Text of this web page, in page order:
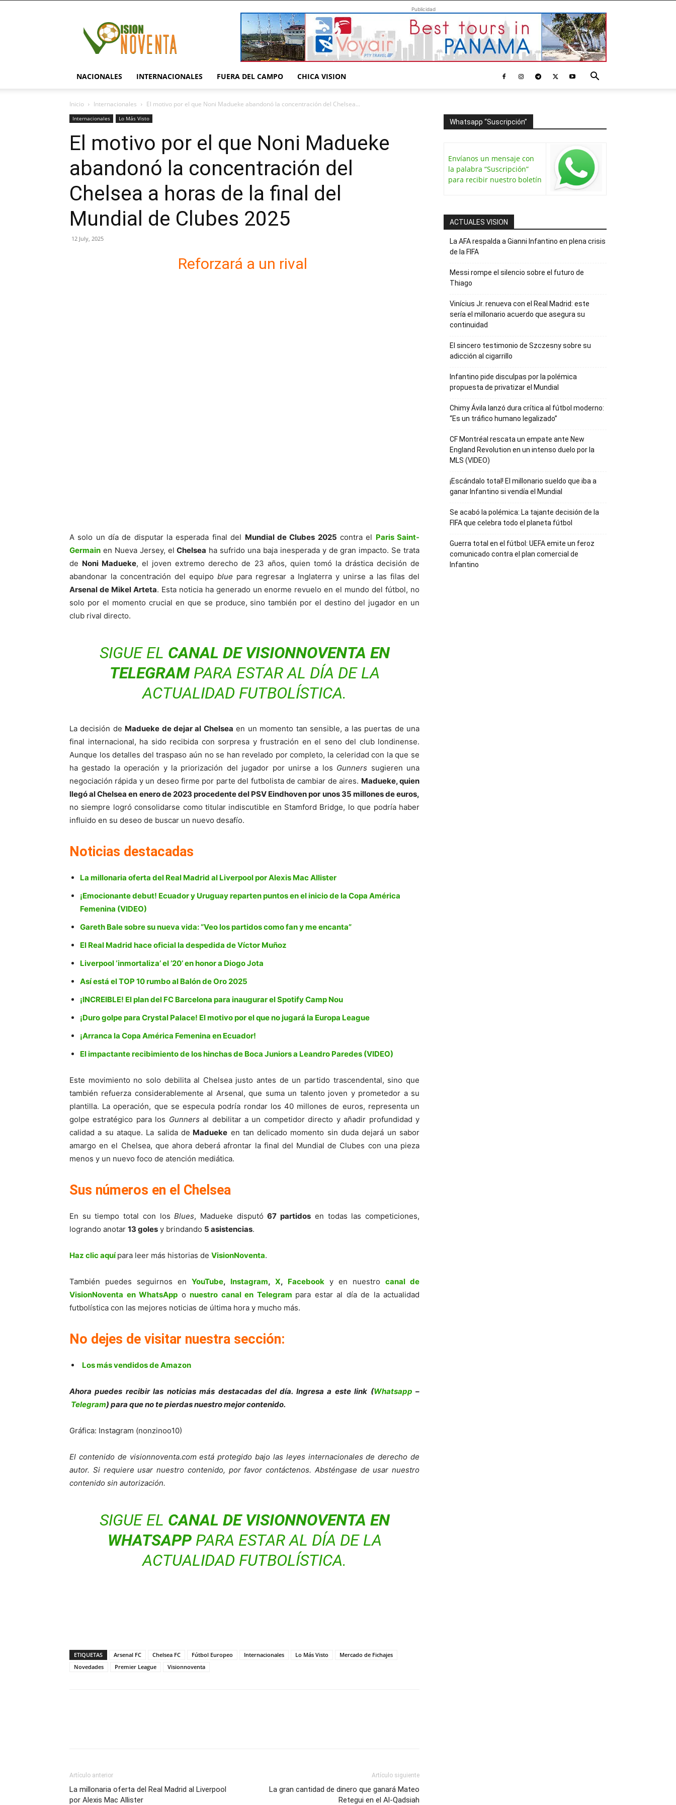
Publicidad
NACIONALES INTERNACIONALES FUERA DEL CAMPO CHICA VISION
Inicio Internacionales El motivo por el que Noni Madueke abandonó la concentración del Chelsea...
Internacionales Lo Más Visto
El motivo por el que Noni Madueke
abandonó la concentración del
Chelsea a horas de la final del
Mundial de Clubes 2025
12 July, 2025
Reforzará a un rival
A solo un día de disputar la esperada final del Mundial de Clubes 2025 contra el Paris Saint-
Germain en Nueva Jersey, elChelsea ha sufrido una baja inesperada y de gran impacto. Se trata
de Noni Madueke, el joven extremo derecho de 23 años, quien tomó la drástica decisión de
abandonar la concentración del equipoblue para regresar a Inglaterra y unirse a las filas del
Arsenal de Mikel Arteta. Esta noticia ha generado un enorme revuelo en el mundo del fútbol, no
solo por el momento crucial en que se produce, sino también por el destino del jugador en un
club rival directo.
SIGUE EL CANAL DE VISIONNOVENTA EN
TELEGRAM PARA ESTAR AL DÍA DE LA
ACTUALIDAD FUTBOLÍSTICA.
La decisión de Madueke de dejar al Chelsea en un momento tan sensible, a las puertas de una
final internacional, ha sido recibida con sorpresa y frustración en el seno del club londinense.
Aunque los detalles del traspaso aún no se han revelado por completo, la celeridad con la que se
ha gestado la operación y la priorización del jugador por unirse a los Gunners sugieren una
negociación rápida y un deseo firme por parte del futbolista de cambiar de aires. Madueke, quien
llegó al Chelsea en enero de 2023 procedente del PSV Eindhoven por unos 35 millones de euros,
no siempre logró consolidarse como titular indiscutible en Stamford Bridge, lo que podría haber
influido en su deseo de buscar un nuevo desafío.
Noticias destacadas
La millonaria oferta del Real Madrid al Liverpool por Alexis Mac Allister
¡Emocionante debut! Ecuador y Uruguay reparten puntos en el inicio de la Copa América
Femenina (VIDEO)
Gareth Bale sobre su nueva vida: “Veo los partidos como fan y me encanta”
El Real Madrid hace oficial la despedida de Víctor Muñoz
Liverpool ‘inmortaliza’ el ’20’ en honor a Diogo Jota
Así está el TOP 10 rumbo al Balón de Oro 2025
¡INCREIBLE! El plan del FC Barcelona para inaugurar el Spotify Camp Nou
¡Duro golpe para Crystal Palace! El motivo por el que no jugará la Europa League
¡Arranca la Copa América Femenina en Ecuador!
El impactante recibimiento de los hinchas de Boca Juniors a Leandro Paredes (VIDEO)
Este movimiento no solo debilita al Chelsea justo antes de un partido trascendental, sino que
también refuerza considerablemente al Arsenal, que suma un talento joven y prometedor a su
plantilla. La operación, que se especula podría rondar los 40 millones de euros, representa un
golpe estratégico para los Gunners al debilitar a un competidor directo y añadir profundidad y
calidad a su ataque. La salida de Madueke en tan delicado momento sin duda dejará un sabor
amargo en el Chelsea, que ahora deberá afrontar la final del Mundial de Clubes con una pieza
menos y un nuevo foco de atención mediática.
Sus números en el Chelsea
En su tiempo total con losBlues, Madueke disputó67 partidos en todas las competiciones,
logrando anotar 13 goles y brindando 5 asistencias.
Haz clic aquí para leer más historias de VisionNoventa.
También puedes seguirnos en YouTube, Instagram, X, Facebook y en nuestro canal de
VisionNoventa en WhatsApp o nuestro canal en Telegram para estar al día de la actualidad
futbolística con las mejores noticias de última hora y mucho más.
No dejes de visitar nuestra sección:
Los más vendidos de Amazon
Ahora puedes recibir las noticias más destacadas del día. Ingresa a este link (Whatsapp –
Telegram) para que no te pierdas nuestro mejor contenido.
Gráfica: Instagram (nonzinoo10)
El contenido de visionnoventa.com está protegido bajo las leyes internacionales de derecho de
autor. Si requiere usar nuestro contenido, por favor contáctenos. Absténgase de usar nuestro
contenido sin autorización.
SIGUE EL CANAL DE VISIONNOVENTA EN
WHATSAPPPARA ESTAR AL DÍA DE LA
ACTUALIDAD FUTBOLÍSTICA.
ETIQUETAS Arsenal FC Chelsea FC Fútbol Europeo Internacionales Lo Más Visto
Mercado de Fichajes
Novedades
Premier League Visionnoventa
Artículo anterior
La millonaria oferta del Real Madrid al Liverpool
por Alexis Mac Allister
Artículo siguiente
La gran cantidad de dinero que ganará Mateo
Retegui en el Al-Qadsiah
Whatsapp “Suscripción”
Envíanos un mensaje con
la palabra “Suscripción”
para recibir nuestro boletín
ACTUALES VISION
La AFA respalda a Gianni Infantino en plena crisis
de la FIFA
Messi rompe el silencio sobre el futuro de
Thiago
Vinícius Jr. renueva con el Real Madrid: este
sería el millonario acuerdo que asegura su
continuidad
El sincero testimonio de Szczesny sobre su
adicción al cigarrillo
Infantino pide disculpas por la polémica
propuesta de privatizar el Mundial
Chimy Ávila lanzó dura crítica al fútbol moderno:
“Es un tráfico humano legalizado”
CF Montréal rescata un empate ante New
England Revolution en un intenso duelo por la
MLS (VIDEO)
¡Escándalo total! El millonario sueldo que iba a
ganar Infantino si vendía el Mundial
Se acabó la polémica: La tajante decisión de la
FIFA que celebra todo el planeta fútbol
Guerra total en el fútbol: UEFA emite un feroz
comunicado contra el plan comercial de
Infantino